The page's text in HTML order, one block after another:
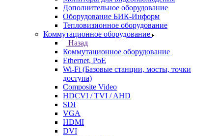
Дополнительное оборудование
Оборудование БИК-Информ
Тепловизионное оборудование
Коммутационное оборудование
Назад
Коммутационное оборудование
Ethernet, PoE
Wi-Fi (Базовые станции, мосты, точки
доступа)
Composite Video
HDCVI / TVI / AHD
SDI
VGA
HDMI
DVI